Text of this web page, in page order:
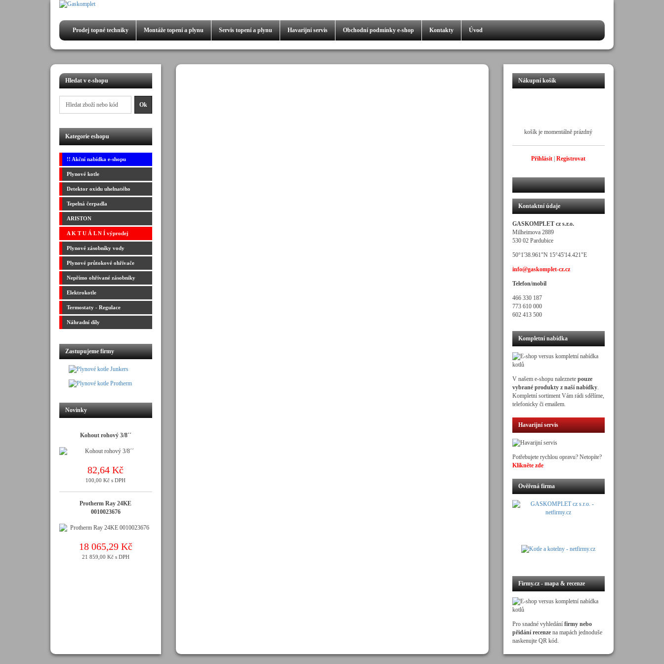
košík je momentálně prázdný
Přihlásit |Registrovat
Prodej topné techniky Montáže topení a plynu Servis topení a plynu Havarijní servis Obchodní podmínky e-shop Kontakty Úvod
Hledat v e-shopu
Kategorie eshopu
!! Akční nabídka e-shopu
Plynové kotle
Detektor oxidu uhelnatého
Tepelná čerpadla
ARISTON
A K T U Á L N Í výprodej
Plynové zásobníky vody
Plynové průtokové ohřívače
Nepřímo ohřívané zásobníky
Elektrokotle
Termostaty - Regulace
Náhradní díly
Zastupujeme firmy
Novinky
Kohout rohový 3/8´´
82,64 Kč
100,00 Kč s DPH
Protherm Ray 24KE
0010023676
18 065,29 Kč
21 859,00 Kč s DPH
Nákupní košík
Kontaktní údaje
GASKOMPLET cz s.r.o.
Milheimova 2889
530 02 Pardubice
50°1'38.961"N 15°45'14.421"E
info@gaskomplet-cz.cz
Telefon/mobil
466 330 187
773 610 000
602 413 500
Kompletní nabídka
V našem e-shopu naleznete pouze
vybrané produkty z naší nabídky.
Kompletní sortiment Vám rádi sdělíme,
telefonicky či emailem.
Havarijní servis
Potřebujete rychlou opravu? Netopíte?
Klikněte zde
Ověřená firma
Firmy.cz - mapa & recenze
Pro snadné vyhledání firmy nebo
přidání recenzena mapách jednoduše
naskenujte QR kód.